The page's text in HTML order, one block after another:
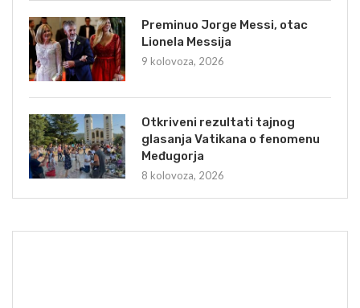
Preminuo Jorge Messi, otac
Lionela Messija
9 kolovoza, 2026
Otkriveni rezultati tajnog
glasanja Vatikana o fenomenu
Međugorja
8 kolovoza, 2026